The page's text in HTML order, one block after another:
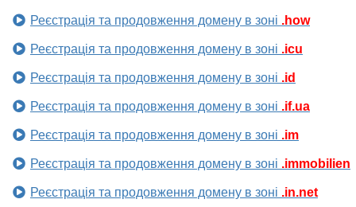
Реєстрація та продовження домену в зоні .how
Реєстрація та продовження домену в зоні .icu
Реєстрація та продовження домену в зоні .id
Реєстрація та продовження домену в зоні .if.ua
Реєстрація та продовження домену в зоні .im
Реєстрація та продовження домену в зоні .immobilien
Реєстрація та продовження домену в зоні .in.net